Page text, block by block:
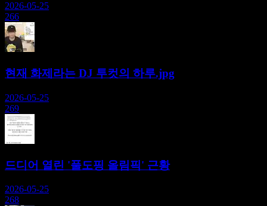
2026-05-25
266
현재 화제라는 DJ 투컷의 하루.jpg
2026-05-25
269
드디어 열린 '풀도핑 올림픽' 근황
2026-05-25
268